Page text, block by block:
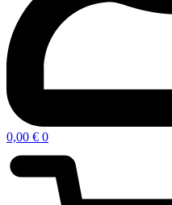
0,00 € 0